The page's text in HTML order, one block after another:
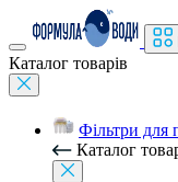
Каталог товарів
Фільтри для
Каталог